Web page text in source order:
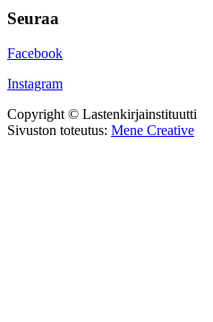
Seuraa
Facebook
Instagram
Copyright © Lastenkirjainstituutti
Sivuston toteutus: Mene Creative